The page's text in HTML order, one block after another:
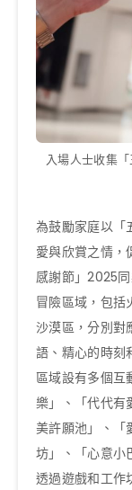
入場人士收集
為鼓勵家庭以「
愛與欣賞之情，
感謝節」2025
冒險區域，包括
沙漠區，分別對
語、精心的時刻
區域設有多個互
樂」、「代代有
美許願池」、「
坊」、「心意小
透過遊戲和工作